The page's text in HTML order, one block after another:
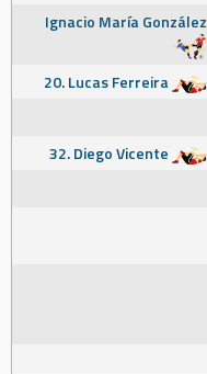
Ignacio María González
20. Lucas Ferreira
32. Diego Vicente